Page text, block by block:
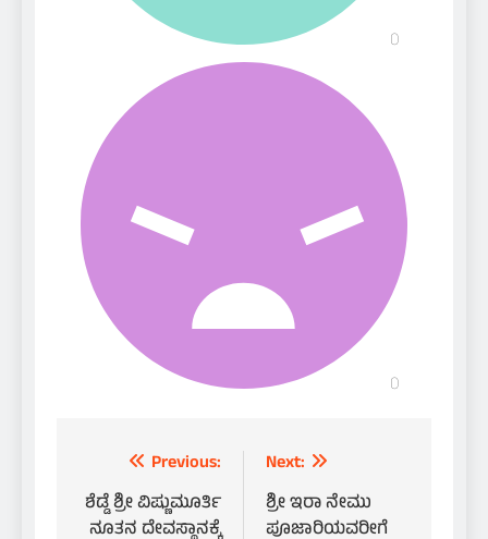
navigation
Previous:
ಶೆಡ್ಡೆ ಶ್ರೀ ವಿಷ್ಣುಮೂರ್ತಿ
ನೂತನ ದೇವಸ್ಥಾನಕ್ಕೆ
Next:
ಶ್ರೀ ಇರಾ ನೇಮು
ಪೂಜಾರಿಯವರೀಗೆ